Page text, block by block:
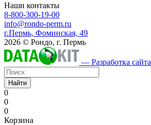
Наши контакты
8-800-300-19-00
info@rondo-perm.ru
г.Пермь, Фоминская, 49
2026 © Рондо, г. Пермь
— Разработка сайта
Найти
0
0
0
Корзина